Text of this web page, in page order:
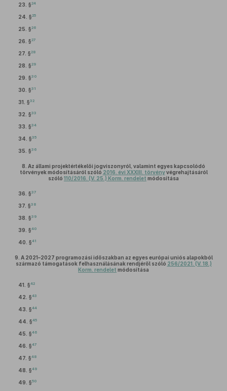
23. §24
24. §25
25. §26
26. §27
27. §28
28. §29
29. §30
30. §31
31. §32
32. §33
33. §34
34. §35
35. §36
8. Az állami projektértékelői jogviszonyról, valamint egyes kapcsolódó
törvények módosításáról szóló 2016. évi XXXIII. törvényvégrehajtásáról
szóló 110/2016. (V. 25.) Korm. rendelet módosítása
36. §37
37. §38
38. §39
39. §40
40. §41
9. A 2021–2027 programozási időszakban az egyes európai uniós alapokból
származó támogatások felhasználásának rendjéről szóló 256/2021. (V. 18.)
Korm. rendelet módosítása
41. §42
42. §43
43. §44
44. §45
45. §46
46. §47
47. §48
48. §49
49. §50